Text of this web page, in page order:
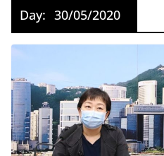
Day: 30/05/2020